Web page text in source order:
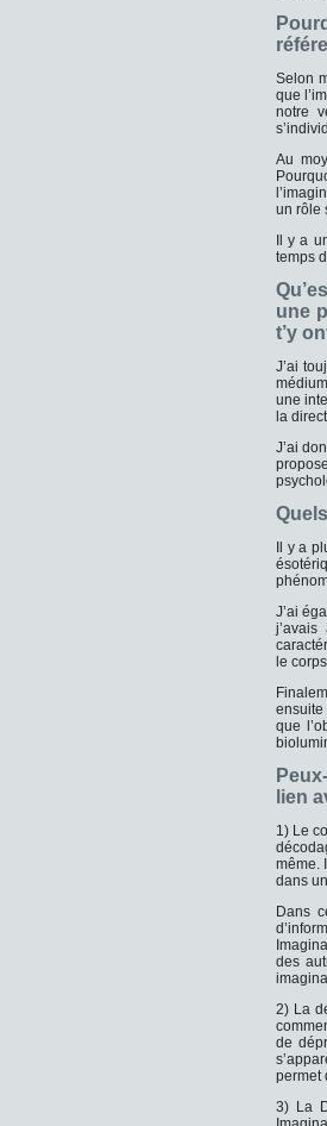
Selon
que
notre
Au
un rôle
Il y a
temps
une
t’y
J’ai
une
la
J’ai
Il y a
J’ai
le
ensuite
que
lien
1) Le
même.
dans
Dans
des
2) La
de
permet
3) La